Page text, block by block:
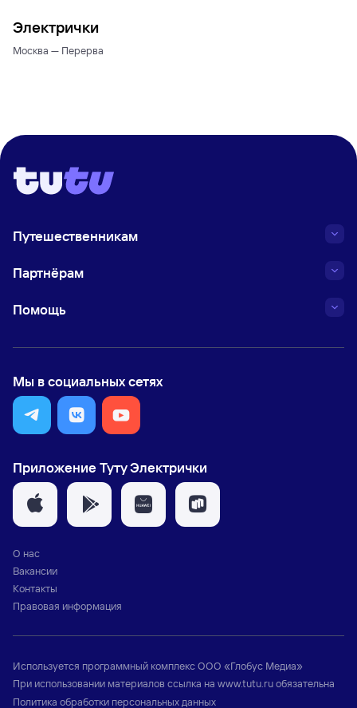
Электрички
Москва — Перерва
Путешественникам
Партнёрам
Помощь
Мы в социальных сетях
Приложение Туту Электрички
О нас
Вакансии
Контакты
Правовая информация
Используется программный комплексООО «Глобус Медиа»
При использовании материалов ссылка на www.tutu.ruобязательна
Политика обработки персональных данных